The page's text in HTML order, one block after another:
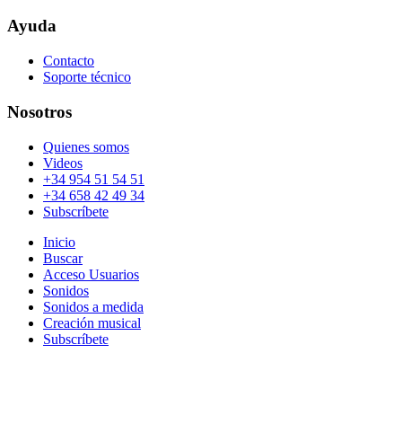
Ayuda
Contacto
Soporte técnico
Nosotros
Quienes somos
Videos
+34 954 51 54 51
+34 658 42 49 34
Subscríbete
Inicio
Buscar
Acceso Usuarios
Sonidos
Sonidos a medida
Creación musical
Subscríbete